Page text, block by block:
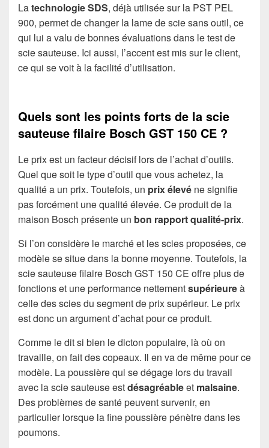
Latechnologie SDS, déjà utilisée sur la PST PEL
900, permet de changer la lame de scie sans outil, ce
qui lui a valu de bonnes évaluations dans le test de
scie sauteuse. Ici aussi, l’accent est mis sur le client,
ce qui se voit à la facilité d’utilisation.
Quels sont les points forts de la scie
sauteuse filaire Bosch GST 150 CE ?
Le prix est un facteur décisif lors de l’achat d’outils.
Quel que soit le type d’outil que vous achetez, la
qualité a un prix. Toutefois, un prix élevé ne signifie
pas forcément une qualité élevée. Ce produit de la
maison Bosch présente un bon rapport qualité-prix.
Si l’on considère le marché et les scies proposées, ce
modèle se situe dans la bonne moyenne. Toutefois, la
scie sauteuse filaire Bosch GST 150 CE offre plus de
fonctions et une performance nettementsupérieureà
celle des scies du segment de prix supérieur. Le prix
est donc un argument d’achat pour ce produit.
Comme le dit si bien le dicton populaire, là où on
travaille, on fait des copeaux. Il en va de même pour ce
modèle. La poussière qui se dégage lors du travail
avec la scie sauteuse estdésagréableet malsaine.
Des problèmes de santé peuvent survenir, en
particulier lorsque la fine poussière pénètre dans les
poumons.